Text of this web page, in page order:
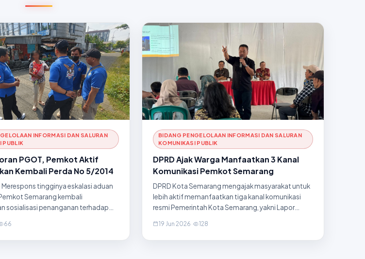
INFORMASI DAN SALURAN
PUBLIK
PGOT, Pemkot Aktif
Kembali Perda No 5/2014
Merespons tingginya eskalasi aduan
Semarang kembali
sosialisasi penanganan terhadap
pengamen yang beraktivitas di
ini dilakukan melalui koordinasi
66
BIDANG PENGELOLAAN INFORMASI DAN SALURAN
KOMUNIKASI PUBLIK
DPRD Ajak Warga Manfaatkan 3 Kanal
Komunikasi Pemkot Semarang
DPRD Kota Semarang mengajak masyarakat untuk
lebih aktif memanfaatkan tiga kanal komunikasi
resmi Pemerintah Kota Semarang, yakni Lapor
Informasi PPID sebagai sarana yang mudah,
transparan, dan responsif untuk menyampaikan
19 Jun 2026 · 128